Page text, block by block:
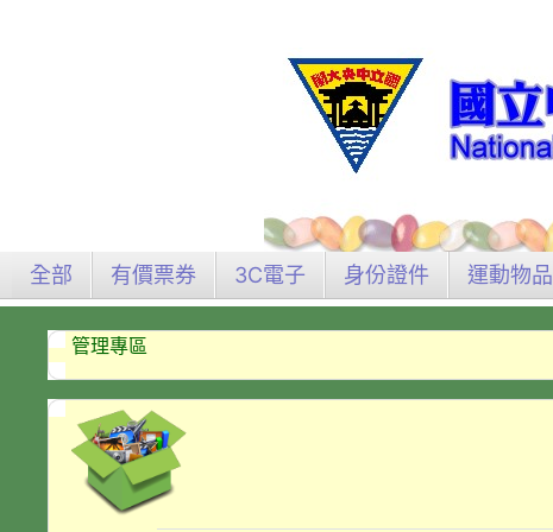
全部 有價票券 3C電子 身份證件 運動物品
管理專區